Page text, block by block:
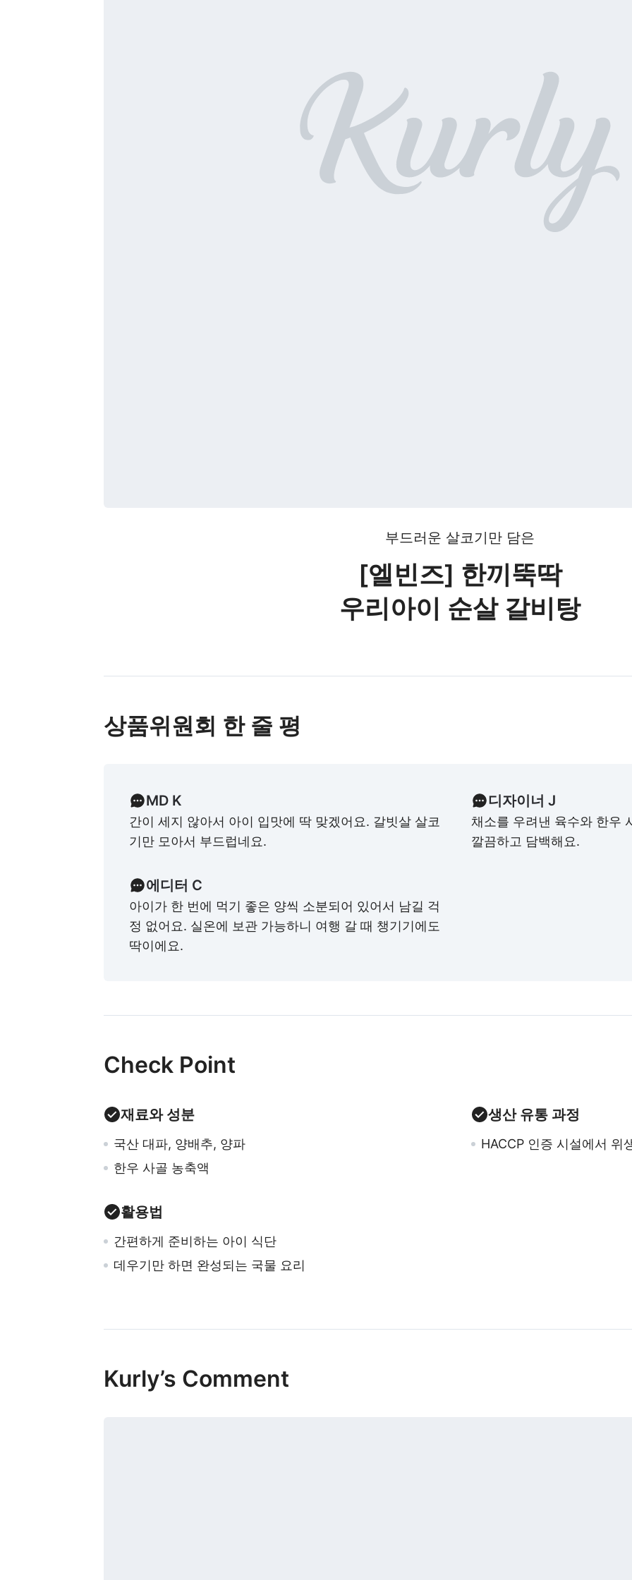
부드러운 살코기만 담은
[엘빈즈] 한끼뚝딱
우리아이 순살 갈비탕
상품위원회 한 줄 평
MD K
간이 세지 않아서 아이 입맛에 딱 맞겠어요. 갈빗살 살코
기만 모아서 부드럽네요.
디자이너 J
채소를 우려낸 육수와 한우
깔끔하고 담백해요.
에디터 C
아이가 한 번에 먹기 좋은 양씩 소분되어 있어서 남길 걱
정 없어요. 실온에 보관 가능하니 여행 갈 때 챙기기에도
딱이에요.
Check Point
재료와 성분
국산 대파, 양배추, 양파
한우 사골 농축액
생산 유통 과정
HACCP 인증 시설에서 위
활용법
간편하게 준비하는 아이 식단
데우기만 하면 완성되는 국물 요리
Kurly’s Comment